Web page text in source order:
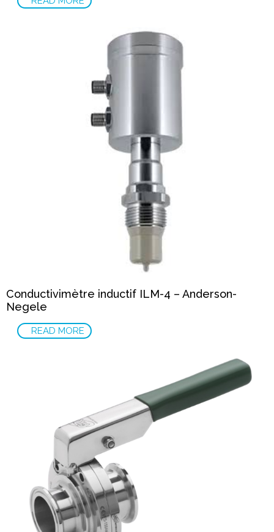
Conductivimètre inductif ILM-4 – Anderson-
Negele
READ MORE